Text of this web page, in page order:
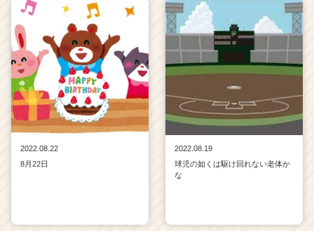
2022.08.22
8月22日
2022.08.19
球児の如くは駆け回れない老体か
な